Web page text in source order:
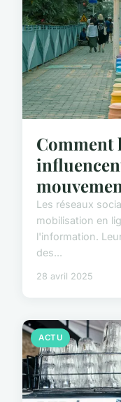
Comment
Les réseaux
mobilisation en
l'information.
des...
28 avril 2025
ACTU